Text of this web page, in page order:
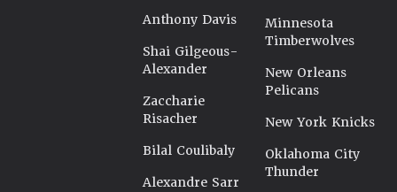
Anthony Davis
Shai Gilgeous-
Alexander
Zaccharie
Risacher
Bilal Coulibaly
Alexandre Sarr
Minnesota
Timberwolves
New Orleans
Pelicans
New York Knicks
Oklahoma City
Thunder